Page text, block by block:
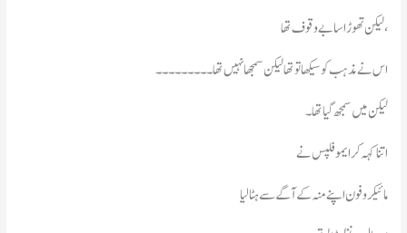
لیکن تھوڑا سا بے وقوف تھا،
اس نے مذہب کو سیکھا تو تھالیکن سمجھا نہیں تھا ۔۔۔۔ ۔۔۔۔۔
لیکن میں سمجھ گیا تھا۔
اتنا کہہ کر ایموفلپس نے
مائیکروفون اپنے منہ کے آگے سےہٹا لیا